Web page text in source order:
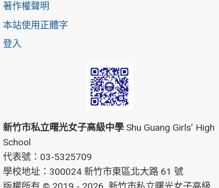
著作權聲明
本站使用正體字
登入
新竹市私立曙光女子高級中學 Shu Guang Girls’ High
School
代表號：03-5325709
學校地址：300024 新竹市東區北大路 61 號